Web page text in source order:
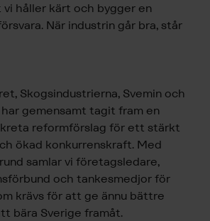
vi håller kärt och bygger en
När industrin går bra, står
Skogsindustrierna, Svemin och
gemensamt tagit fram en
reformförslag för ett stärkt
ökad konkurrenskraft. Med
samlar vi företagsledare,
och tankesmedjor för
krävs för att ge ännu bättre
bära Sverige framåt.